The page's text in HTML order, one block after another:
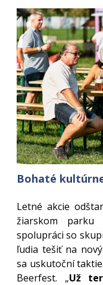
Bohaté
Letné akcie
žiarskom parku
spolupráci so
ľudia tešiť na
sa uskutoční
Beerfest. „Už